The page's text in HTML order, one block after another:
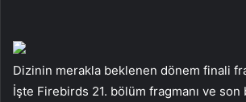
Dizinin merakla beklenen dönem finali
İşte Firebirds 21. bölüm fragmanı ve son